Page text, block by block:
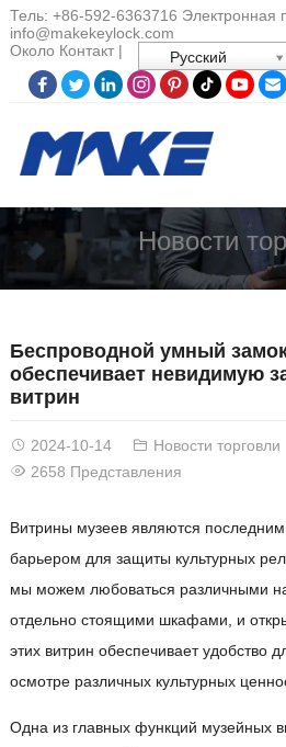
Тель: +86-592-6363716 Электронная
info@makekeylock.com
Около Контакт| Русский
Новости
Беспроводной умный
обеспечивает невидимую
витрин
2024-10-14
Новости торговли
2658 Представления
Витрины музеев являются
барьером для защиты культурных
мы можем любоваться различными
отдельно стоящими шкафами, и
этих витрин обеспечивает удобство
осмотре различных культурных
Одна из главных функций музейных